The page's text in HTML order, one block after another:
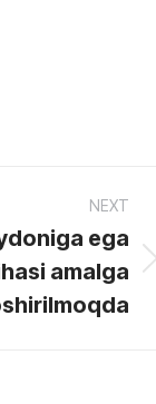
NEXT
ega
amalga